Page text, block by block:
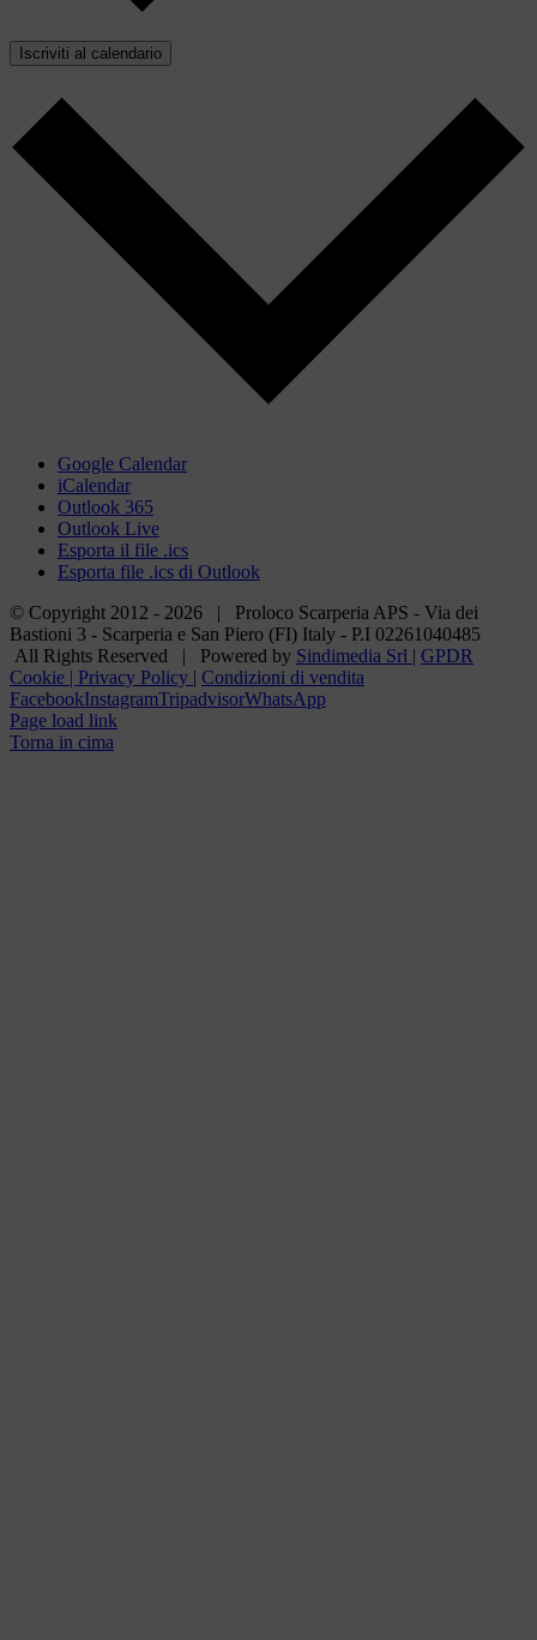
Iscriviti al calendario
Google Calendar
iCalendar
Outlook 365
Outlook Live
Esporta il file .ics
Esporta file .ics di Outlook
© Copyright 2012 - 2026 | Proloco Scarperia APS - Via dei
Bastioni 3 - Scarperia e San Piero (FI) Italy - P.I 02261040485
All Rights Reserved | Powered by Sindimedia Srl | GPDR
Cookie | Privacy Policy | Condizioni di vendita
FacebookInstagramTripadvisorWhatsApp
Page load link
Torna in cima